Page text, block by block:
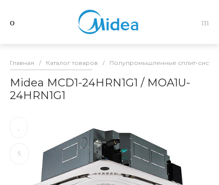
Главная / Каталог товаров / Полупромышленные сплит-
Midea MCD1-24HRN1G1 / MOA1U-
24HRN1G1